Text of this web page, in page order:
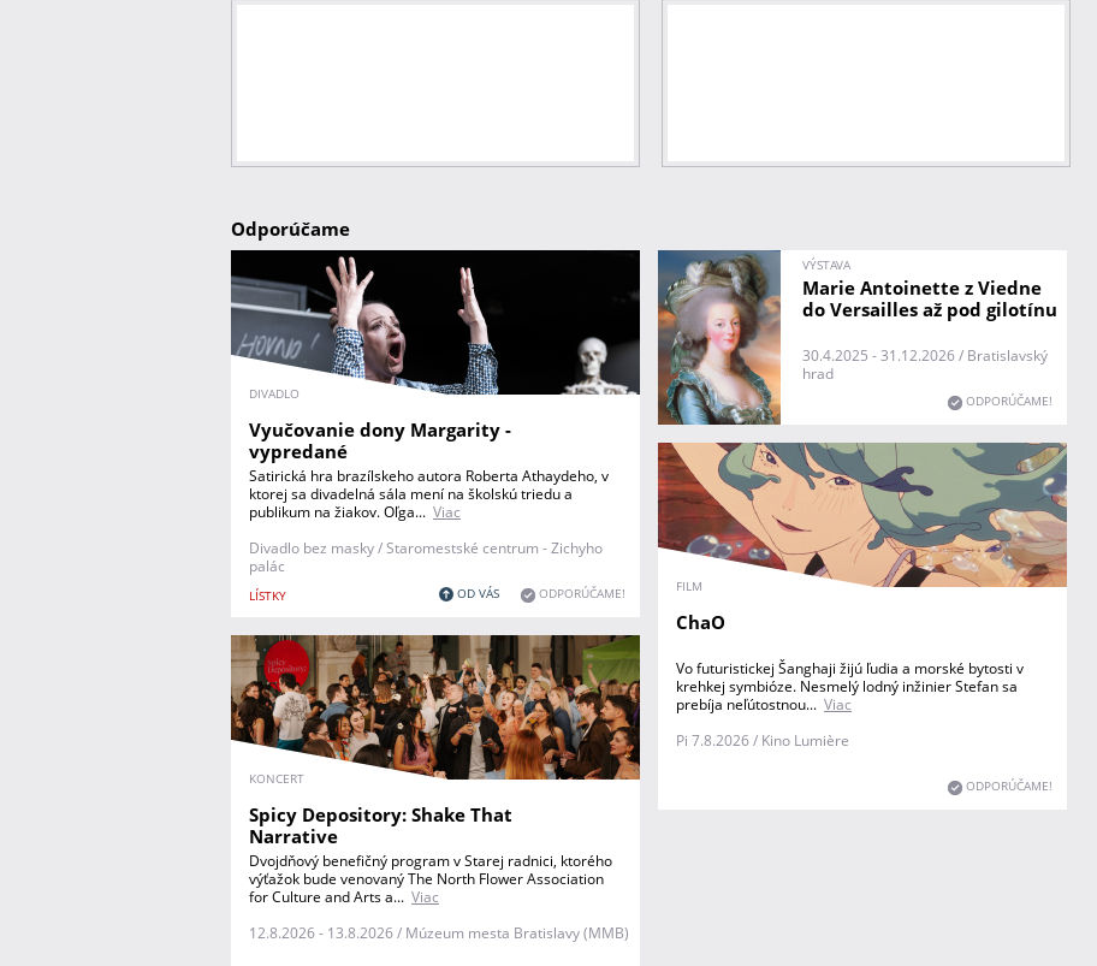
Odporúčame
DIVADLO
Vyučovanie dony Margarity -
vypredané
LÍSTKY
Satirická hra brazílskeho autora Roberta Athaydeho, v
ktorej sa divadelná sála mení na školskú triedu a
publikum na žiakov. Oľga... Viac
Divadlo bez masky / Staromestské centrum - Zichyho
palác
OD VÁS ODPORÚČAME!
VÝSTAVA
Marie Antoinette z Viedne
do Versailles až pod gilotínu
30.4.2025 - 31.12.2026 / Bratislavský
hrad
ODPORÚČAME!
FILM
ChaO
Vo futuristickej Šanghaji žijú ľudia a morské bytosti v
krehkej symbióze. Nesmelý lodný inžinier Stefan sa
prebíja neľútostnou... Viac
Pi 7.8.2026 / Kino Lumière
ODPORÚČAME!
KONCERT
Spicy Depository: Shake That
Narrative
Dvojdňový benefičný program v Starej radnici, ktorého
výťažok bude venovaný The North Flower Association
for Culture and Arts a... Viac
12.8.2026 - 13.8.2026 / Múzeum mesta Bratislavy (MMB)